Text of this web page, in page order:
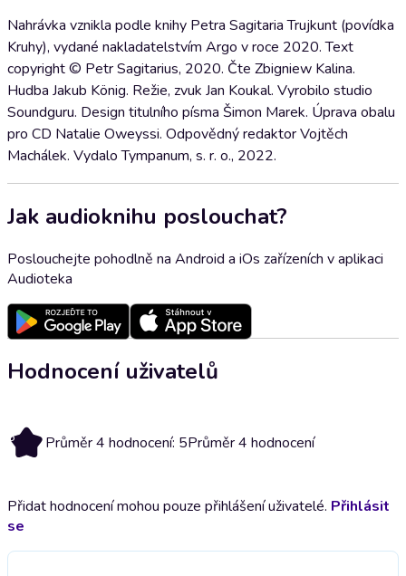
Nahrávka vznikla podle knihy Petra Sagitaria Trujkunt (povídka
Kruhy), vydané nakladatelstvím Argo v roce 2020. Text
copyright © Petr Sagitarius, 2020. Čte Zbigniew Kalina.
Hudba Jakub König. Režie, zvuk Jan Koukal. Vyrobilo studio
Soundguru. Design titulního písma Šimon Marek. Úprava obalu
pro CD Natalie Oweyssi. Odpovědný redaktor Vojtěch
Machálek. Vydalo Tympanum, s. r. o., 2022.
Jak audioknihu poslouchat?
Poslouchejte pohodlně na Android a iOs zařízeních v aplikaci
Audioteka
Hodnocení uživatelů
5 Průměr 4 hodnocení: 5Průměr 4 hodnocení
Přidat hodnocení mohou pouze přihlášení uživatelé. Přihlásit
se